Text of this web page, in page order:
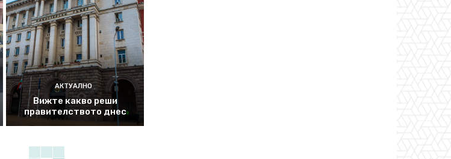
АКТУАЛНО
Вижте какво реши
правителството днес